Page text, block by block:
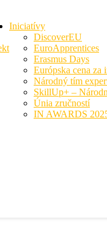
Iniciatívy
DiscoverEU
EuroApprentices
Erasmus Days
Európska cena za
Národný tím
SkillUp+ –
Únia zručností
IN AWARDS